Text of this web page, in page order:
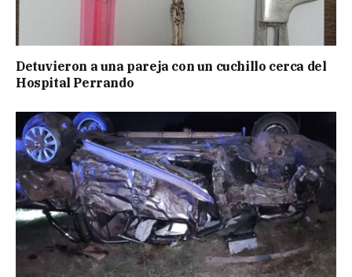
Detuvieron a una pareja con un cuchillo cerca del
Hospital Perrando